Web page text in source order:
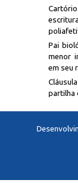
Pai
menor
em seu
partilha